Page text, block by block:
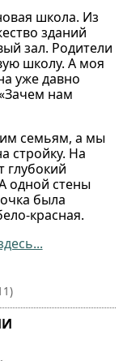
школа. Из
зданий
зал. Родители
школу. А моя
уже давно
нам
семьям, а мы
стройку. На
глубокий
одной стены
была
красная.